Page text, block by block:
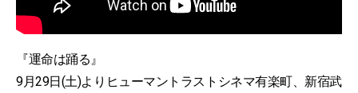
『運命は踊る』
9月29日(土)よりヒューマントラストシネマ有楽町、新宿武